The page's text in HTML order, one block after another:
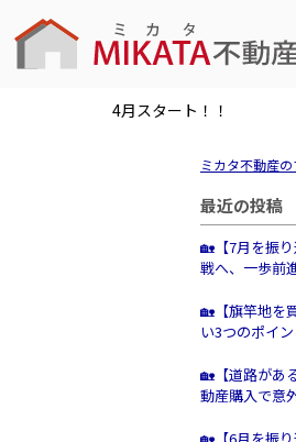
4月スタート！！
ミカタ不動産
最近の投稿
🏡【7月を振
戦へ、一歩前
🏡【旗竿地を
い3つのポイン
🏡【道路があ
動産購入で意